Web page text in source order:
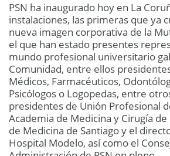
PSN ha inaugurado hoy en La
instalaciones, las primeras que ya
nueva imagen corporativa de la
el que han estado presentes
mundo profesional universitario
Comunidad, entre ellos
Médicos, Farmacéuticos,
Psicólogos o Logopedas, entre
presidentes de Unión Profesional
Academia de Medicina y Cirugía de
de Medicina de Santiago y el
Hospital Modelo, así como el